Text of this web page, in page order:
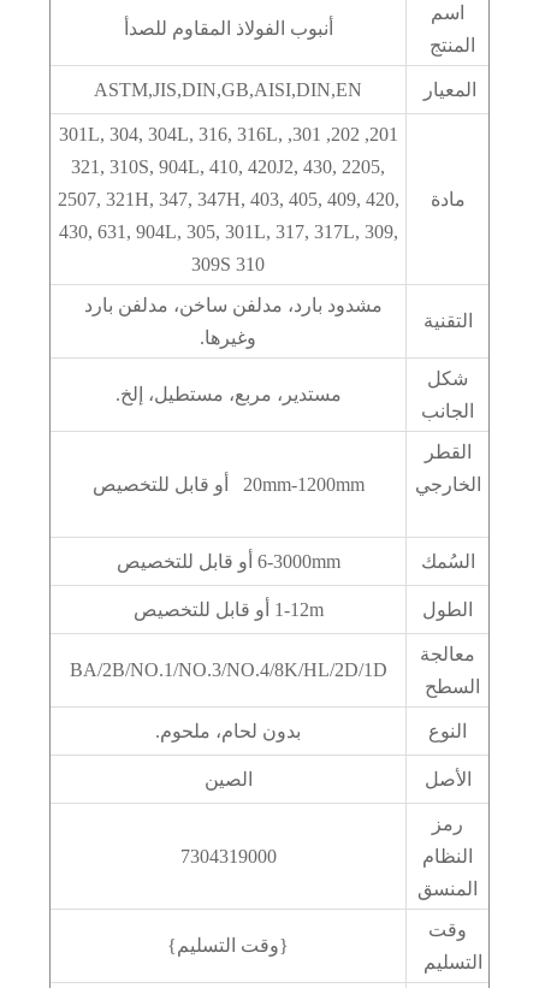
اسم
المنتج
أنبوب الفولاذ المقاوم للصدأ
المعيار ASTM,JIS,DIN,GB,AISI,DIN,EN
مادة
201, 202, 301, 301L, 304, 304L, 316, 316L,
321, 310S, 904L, 410, 420J2, 430, 2205,
2507, 321H, 347, 347H, 403, 405, 409, 420,
430, 631, 904L, 305, 301L, 317, 317L, 309,
309S 310
التقنية
مشدود بارد، مدلفن ساخن، مدلفن بارد
وغيرها.
شكل
الجانب
مستدير، مربع، مستطيل، إلخ.
القطر
الخارجي
20mm-1200mm أو قابل للتخصيص
السُمك 6-3000mm أو قابل للتخصيص
الطول 1-12m أو قابل للتخصيص
معالجة
السطح
BA/2B/NO.1/NO.3/NO.4/8K/HL/2D/1D
النوع بدون لحام، ملحوم.
الأصل الصين
رمز
النظام
المنسق
7304319000
وقت
التسليم
{وقت التسليم}